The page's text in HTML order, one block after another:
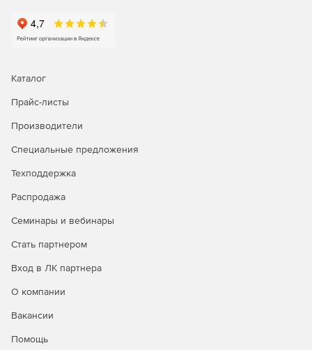
Каталог
Прайс-листы
Производители
Специальные предложения
Техподдержка
Распродажа
Семинары и вебинары
Стать партнером
Вход в ЛК партнера
О компании
Вакансии
Помощь